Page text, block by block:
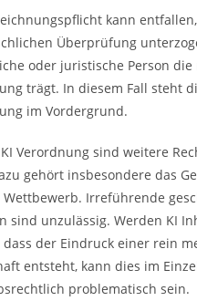
kann
Überprüfung
oder juristische Person die
trägt. In diesem Fall steht
im Vordergrund.
Verordnung sind weitere
gehört insbesondere das
Irreführende
sind unzulässig. Werden KI
der Eindruck einer rein
entsteht, kann dies im
problematisch sein.